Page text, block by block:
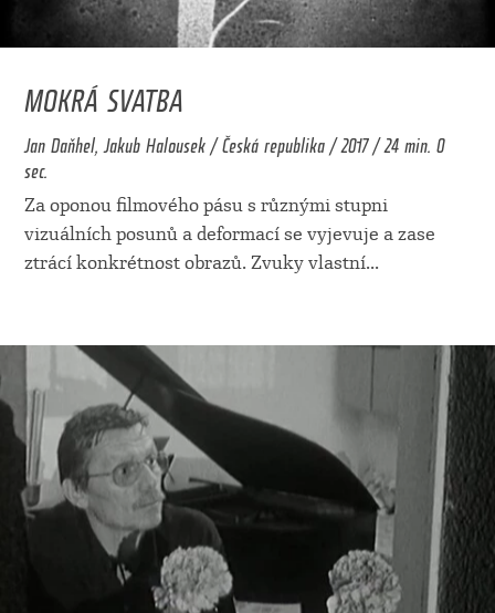
MOKRÁ SVATBA
Jan Daňhel, Jakub Halousek / Česká republika / 2017 / 24 min. 0
sec.
Za oponou filmového pásu s různými stupni
vizuálních posunů a deformací se vyjevuje a zase
ztrácí konkrétnost obrazů. Zvuky vlastní...